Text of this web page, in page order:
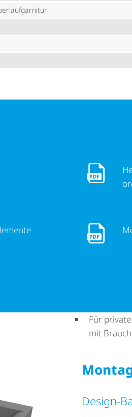
Für
mit
Design-